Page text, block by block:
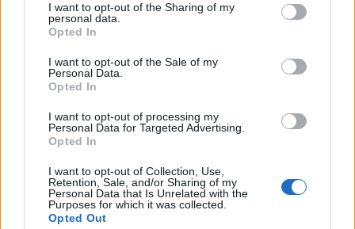
I want to opt-out of the Sharing of my
personal data.
Opted In
I want to opt-out of the Sale of my
Personal Data.
Opted In
I want to opt-out of processing my
Personal Data for Targeted Advertising.
Opted In
I want to opt-out of Collection, Use,
Retention, Sale, and/or Sharing of my
Personal Data that Is Unrelated with the
Purposes for which it was collected.
Opted Out
Παζάρι της Μεγάλης...
ΔΉΜΟΣ ΚΙΣΆΜΟΥ